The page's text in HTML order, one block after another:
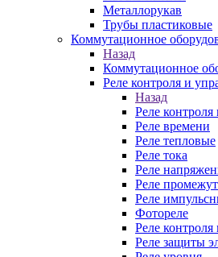
Металлорукав
Трубы пластиковые
Коммутационное
Назад
Коммутационное
Реле контроля и
Назад
Реле
Реле времени
Реле тепловые
Реле тока
Реле
Реле
Реле
Фотореле
Реле
Реле защиты